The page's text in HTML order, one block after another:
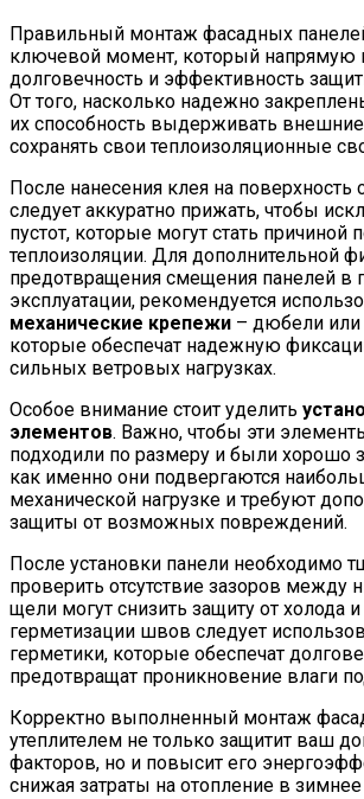
Правильный монтаж фасадных
ключевой момент, который напрямую
долговечность и эффективность
От того, насколько надежно
их способность выдерживать
сохранять свои теплоизоляционные
После нанесения клея на поверхность
следует аккуратно прижать, чтобы
пустот, которые могут стать причиной
теплоизоляции. Для дополнительной
предотвращения смещения панелей в
эксплуатации, рекомендуется
механические крепежи – дюбели
которые обеспечат надежную
сильных ветровых нагрузках.
Особое внимание стоит уделить
элементов. Важно, чтобы эти
подходили по размеру и были хорошо
как именно они подвергаются
механической нагрузке и требуют
защиты от возможных повреждений.
После установки панели необходимо
проверить отсутствие зазоров между
щели могут снизить защиту от холода
герметизации швов следует
герметики, которые обеспечат
предотвращат проникновение влаги
Корректно выполненный монтаж
утеплителем не только защитит ваш
факторов, но и повысит его
снижая затраты на отопление в